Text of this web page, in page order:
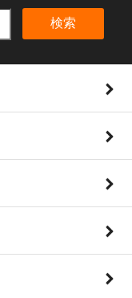
検索